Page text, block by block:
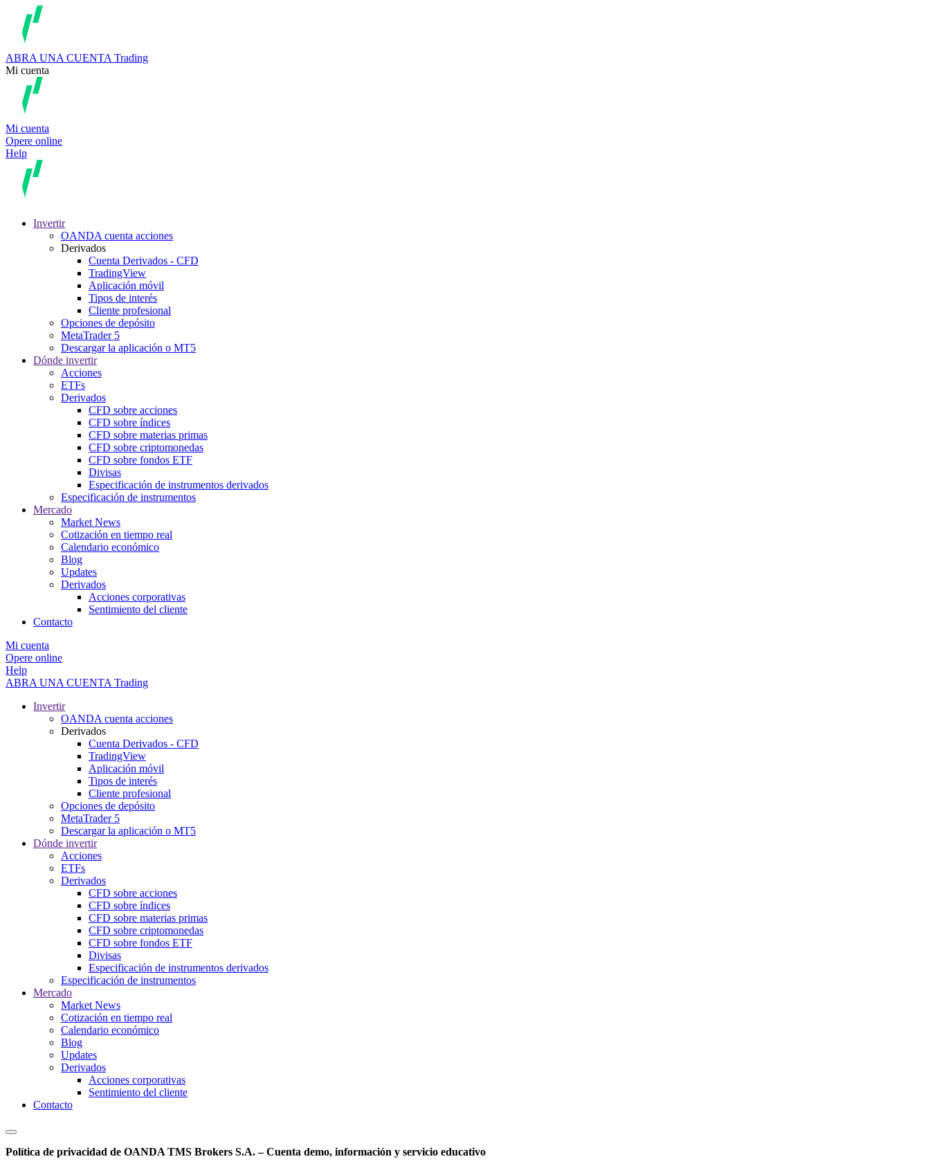
ABRA UNA CUENTA Trading
Mi cuenta
Mi cuenta
Opere online
Help
Invertir
OANDA cuenta acciones
Derivados
Cuenta Derivados - CFD
TradingView
Aplicación móvil
Tipos de interés
Cliente profesional
Opciones de depósito
MetaTrader 5
Descargar la aplicación o MT5
Dónde invertir
Acciones
ETFs
Derivados
CFD sobre acciones
CFD sobre índices
CFD sobre materias primas
CFD sobre criptomonedas
CFD sobre fondos ETF
Divisas
Especificación de instrumentos derivados
Especificación de instrumentos
Mercado
Market News
Cotización en tiempo real
Calendario económico
Blog
Updates
Derivados
Acciones corporativas
Sentimiento del cliente
Contacto
Mi cuenta
Opere online
Help
ABRA UNA CUENTA Trading
Invertir
OANDA cuenta acciones
Derivados
Cuenta Derivados - CFD
TradingView
Aplicación móvil
Tipos de interés
Cliente profesional
Opciones de depósito
MetaTrader 5
Descargar la aplicación o MT5
Dónde invertir
Acciones
ETFs
Derivados
CFD sobre acciones
CFD sobre índices
CFD sobre materias primas
CFD sobre criptomonedas
CFD sobre fondos ETF
Divisas
Especificación de instrumentos derivados
Especificación de instrumentos
Mercado
Market News
Cotización en tiempo real
Calendario económico
Blog
Updates
Derivados
Acciones corporativas
Sentimiento del cliente
Contacto
Política de privacidad de OANDA TMS Brokers S.A. – Cuenta demo, información y servicio educativo